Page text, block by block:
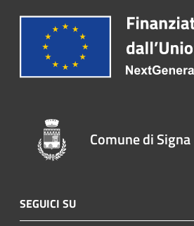
Comune di Signa
SEGUICI SU